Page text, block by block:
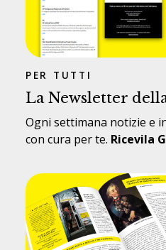
PER TUTTI
La Newsletter
Ogni settimana notizie e
con cura per te. Ricevila